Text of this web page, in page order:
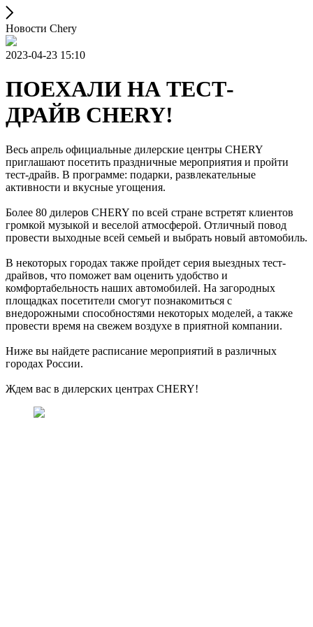
Новости Chery
2023-04-23 15:10
ПОЕХАЛИ НА ТЕСТ-
ДРАЙВ CHERY!
Весь апрель официальные дилерские центры CHERY
приглашают посетить праздничные мероприятия и пройти
тест-драйв. В программе: подарки, развлекательные
активности и вкусные угощения.
Более 80 дилеров CHERY по всей стране встретят клиентов
громкой музыкой и веселой атмосферой. Отличный повод
провести выходные всей семьей и выбрать новый автомобиль.
В некоторых городах также пройдет серия выездных тест-
драйвов, что поможет вам оценить удобство и
комфортабельность наших автомобилей. На загородных
площадках посетители смогут познакомиться с
внедорожными способностями некоторых моделей, а также
провести время на свежем воздухе в приятной компании.
Ниже вы найдете расписание мероприятий в различных
городах России.
Ждем вас в дилерских центрах CHERY!